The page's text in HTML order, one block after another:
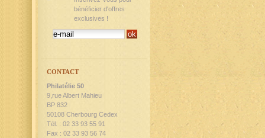
bénéficier d'offres
exclusives !
CONTACT
Philatélie 50
9,rue Albert Mahieu
BP 832
50108 Cherbourg Cedex
Tél. : 02 33 93 55 91
Fax : 02 33 93 56 74